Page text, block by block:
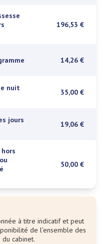
196,53 €
14,26 €
nuit
35,00 €
jours
19,06 €
50,00 €
à titre indicatif et peut
de l’ensemble des
cabinet.